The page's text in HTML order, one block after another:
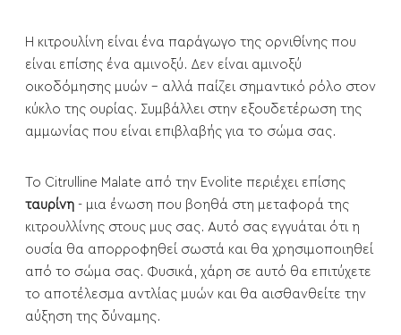
Η κιτρουλίνη είναι ένα παράγωγο της ορνιθίνης που
είναι επίσης ένα αμινοξύ. Δεν είναι αμινοξύ
οικοδόμησης μυών - αλλά παίζει σημαντικό ρόλο στον
κύκλο της ουρίας. Συμβάλλει στην εξουδετέρωση της
αμμωνίας που είναι επιβλαβής για το σώμα σας.
Το Citrulline Malate από την Evolite περιέχει επίσης
ταυρίνη - μια ένωση που βοηθά στη μεταφορά της
κιτρουλλίνης στους μυς σας. Αυτό σας εγγυάται ότι η
ουσία θα απορροφηθεί σωστά και θα χρησιμοποιηθεί
από το σώμα σας. Φυσικά, χάρη σε αυτό θα επιτύχετε
το αποτέλεσμα αντλίας μυών και θα αισθανθείτε την
αύξηση της δύναμης.